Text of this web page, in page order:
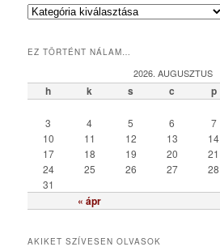
K
e
ó
r
EZ TÖRTÉNT NÁLAM…
2026. AUGUSZTUS
h k s c p
« ápr
3
4 5 6 7
10
11 12 13 14
17
18 19 20 21
24
25 26 27 28
31
AKIKET SZÍVESEN OLVASOK